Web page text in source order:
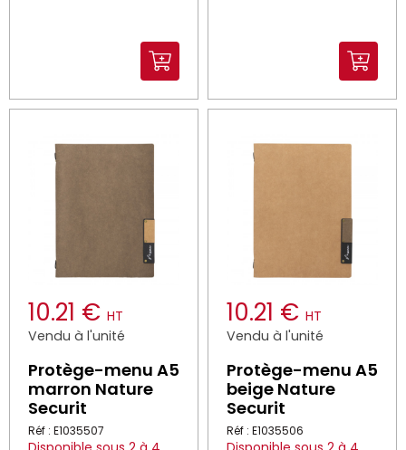
10.21 € HT
Vendu à l'unité
Protège-menu A5
marron Nature
Securit
Réf : E1035507
10.21 € HT
Vendu à l'unité
Protège-menu A5
beige Nature
Securit
Réf : E1035506